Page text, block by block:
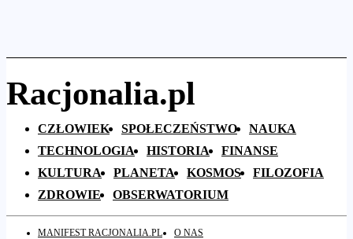
Racjonalia.pl
CZŁOWIEK SPOŁECZEŃSTWO
NAUKA
TECHNOLOGIA
HISTORIA
FINANSE
KULTURA
PLANETA KOSMOS
FILOZOFIA
ZDROWIE
OBSERWATORIUM
MANIFEST RACJONALIA.PL
O NAS